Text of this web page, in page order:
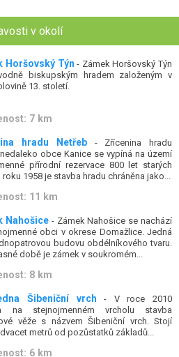
v okolí
Horšovský Týn - Zámek Horšovský Týn
biskupským hradem založeným v
13. století.
7 km
hradu Netřeb- Zřícenina hradu
obce Kanice se vypíná na území
přírodní rezervace 800 let starých
roku 1958 je stavba hradu chráněna jako...
11 km
Nahošice - Zámek Nahošice se nachází
obci v okrese Domažlice. Jedná
budovu obdélníkového tvaru.
době je zámek v soukromém...
8 km
Šibeniční vrch - V roce 2010
na stejnojmenném vrcholu stavba
věže s názvem Šibeniční vrch. Stojí
metrů od pozůstatků základů...
6 km